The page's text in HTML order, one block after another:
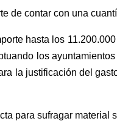
de contar con una
hasta los
los
la justificación del
para sufragar material